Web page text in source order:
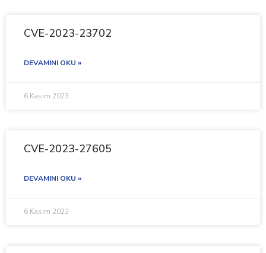
CVE-2023-23702
DEVAMINI OKU »
6 Kasım 2023
CVE-2023-27605
DEVAMINI OKU »
6 Kasım 2023